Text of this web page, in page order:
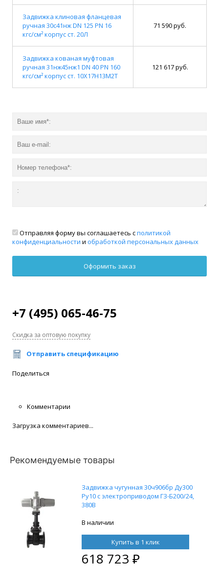
Задвижка клиновая фланцевая
ручная 30с41нж DN 125 PN 16
кгс/см² корпус ст. 20Л
71 590 руб.
Задвижка кованая муфтовая
ручная 31нж45нж1 DN 40 PN 160
кгс/см² корпус ст. 10Х17Н13М2Т
121 617 руб.
Отправляя форму вы соглашаетесь сполитикой
конфиденциальности и обработкой персональных данных
+7 (495) 065-46-75
Скидка за оптовую покупку
Отправить спецификацию
Поделиться
Комментарии
Загрузка комментариев...
Рекомендуемые товары
Задвижка чугунная 30ч906бр Ду300
Ру10 с электроприводом ГЗ-Б200/24,
380В
В наличии
Купить в 1 клик
618 723 ₽